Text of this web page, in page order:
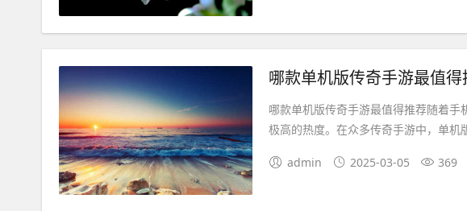
哪款单机版传奇手游最值得
哪款单机版传奇手游最值得推荐随着
极高的热度。在众多传奇手游中，单机
admin 2025-03-05 369